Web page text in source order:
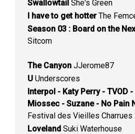
Swallowtail She's Green
I have to get hotterThe
Season 03 : Board on the
Sitcom
The Canyon JJerome87
U Underscores
Interpol - Katy Perry - TVOD
Miossec - Suzane - No Pain
Festival des Vieilles Charrues
Loveland Suki Waterhouse